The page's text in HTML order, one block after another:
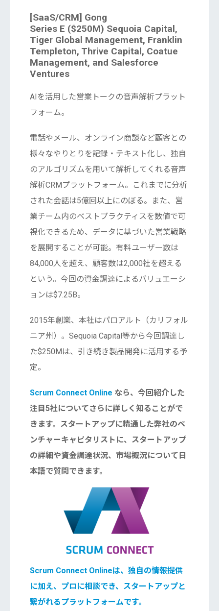
[SaaS/CRM] Gong
Series E ($250M) Sequoia Capital,
Tiger Global Management, Franklin
Templeton, Thrive Capital, Coatue
Management, and Salesforce
Ventures
AIを活用した営業トークの音声解析プラット
フォーム。
電話やメール、オンライン商談など顧客との
様々なやりとりを記録・テキスト化し、独自
のアルゴリズムを用いて解析してくれる音声
解析CRMプラットフォーム。これまでに分析
された会話は5億回以上にのぼる。また、営
業チーム内のベストプラクティスを数値で可
視化できるため、データに基づいた営業戦略
を展開することが可能。有料ユーザー数は
84,000人を超え、顧客数は2,000社を超える
という。今回の資金調達によるバリュエーシ
ョンは$7.25B。
2015年創業、本社はパロアルト（カリフォル
ニア州）。Sequoia Capital等から今回調達し
た$250Mは、引き続き製品開発に活用する予
定。
Scrum Connect Online なら、今回紹介した
注目5社についてさらに詳しく知ることがで
きます。スタートアップに精通した弊社のベ
ンチャーキャピタリストに、スタートアップ
の詳細や資金調達状況、市場概況について日
本語で質問できます。
Scrum Connect Onlineは、独自の情報提供
に加え、プロに相談でき、スタートアップと
繋がれるプラットフォームです。